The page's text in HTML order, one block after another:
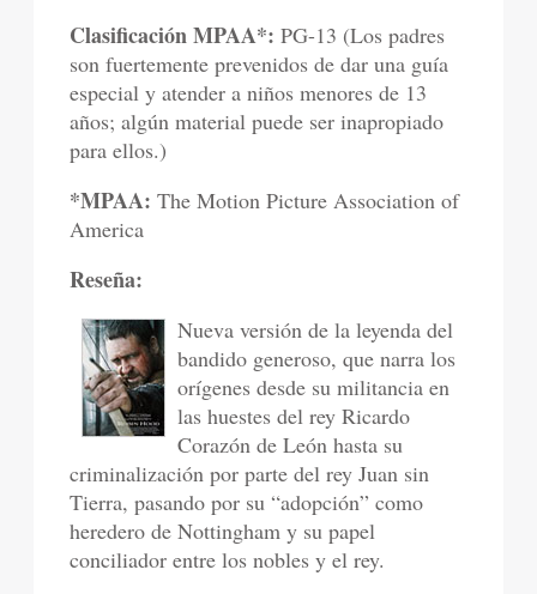
Clasificación MPAA*: PG-13 (Los padres
son fuertemente prevenidos de dar una guía
especial y atender a niños menores de 13
años; algún material puede ser inapropiado
para ellos.)
*MPAA:The Motion Picture Association of
America
Reseña:
Nueva versión de la leyenda del
bandido generoso, que narra los
orígenes desde su militancia en
las huestes del rey Ricardo
Corazón de León hasta su
criminalización por parte del rey Juan sin
Tierra, pasando por su “adopción” como
heredero de Nottingham y su papel
conciliador entre los nobles y el rey.